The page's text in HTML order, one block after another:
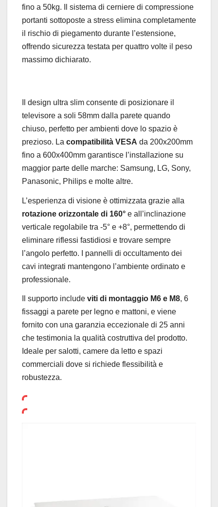
fino a 50kg. Il sistema di cerniere di compressione
portanti sottoposte a stress elimina completamente
il rischio di piegamento durante l’estensione,
offrendo sicurezza testata per quattro volte il peso
massimo dichiarato.
Il design ultra slim consente di posizionare il
televisore a soli 58mm dalla parete quando
chiuso, perfetto per ambienti dove lo spazio è
prezioso. La compatibilità VESA da 200x200mm
fino a 600x400mm garantisce l’installazione su
maggior parte delle marche: Samsung, LG, Sony,
Panasonic, Philips e molte altre.
L’esperienza di visione è ottimizzata grazie alla
rotazione orizzontale di 160° e all’inclinazione
verticale regolabile tra -5° e +8°, permettendo di
eliminare riflessi fastidiosi e trovare sempre
l’angolo perfetto. I pannelli di occultamento dei
cavi integrati mantengono l’ambiente ordinato e
professionale.
Il supporto include viti di montaggio M6 e M8, 6
fissaggi a parete per legno e mattoni, e viene
fornito con una garanzia eccezionale di 25 anni
che testimonia la qualità costruttiva del prodotto.
Ideale per salotti, camere da letto e spazi
commerciali dove si richiede flessibilità e
robustezza.